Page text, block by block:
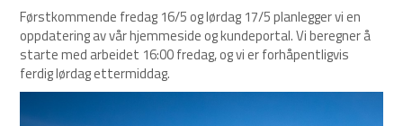
Førstkommende fredag 16/5 og lørdag 17/5 planlegger vi en
oppdatering av vår hjemmeside og kundeportal. Vi beregner å
starte med arbeidet 16:00 fredag, og vi er forhåpentligvis
ferdig lørdag ettermiddag.